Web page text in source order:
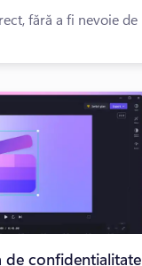
fără a fi nevoie de
de confidențialitate